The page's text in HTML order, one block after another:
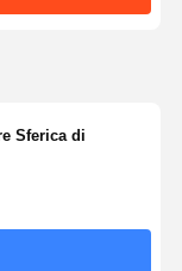
Sferica di